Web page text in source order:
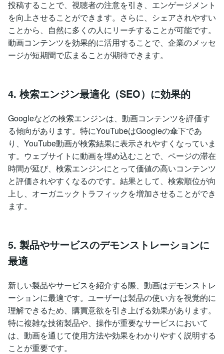
投稿することで、視聴者の注意を引き、エンゲージメント
を向上させることができます。さらに、シェアされやすい
ことから、自然に多くの人にリーチすることが可能です。
動画コンテンツを効果的に活用することで、企業のメッセ
ージが短期間で広まることが期待できます。
4. 検索エンジン最適化（SEO）に効果的
Googleなどの検索エンジンは、動画コンテンツを評価す
る傾向があります。特にYouTubeはGoogleの傘下であ
り、YouTube動画が検索結果に表示されやすくなっていま
す。ウェブサイトに動画を埋め込むことで、ページの滞在
時間が延び、検索エンジンにとって価値の高いコンテンツ
と評価されやすくなるのです。結果として、検索順位が向
上し、オーガニックトラフィックを増加させることができ
ます。
5. 製品やサービスのデモンストレーションに
最適
新しい製品やサービスを紹介する際、動画はデモンストレ
ーションに最適です。ユーザーは製品の使い方を視覚的に
理解できるため、購買意欲を引き上げる効果があります。
特に複雑な技術製品や、操作が重要なサービスにおいて
は、動画を通じて使用方法や効果をわかりやすく説明する
ことが重要です。